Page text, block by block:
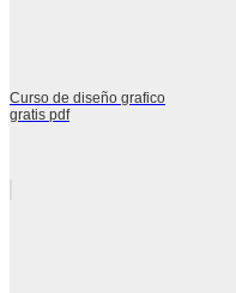
Curso de diseño grafico
gratis pdf